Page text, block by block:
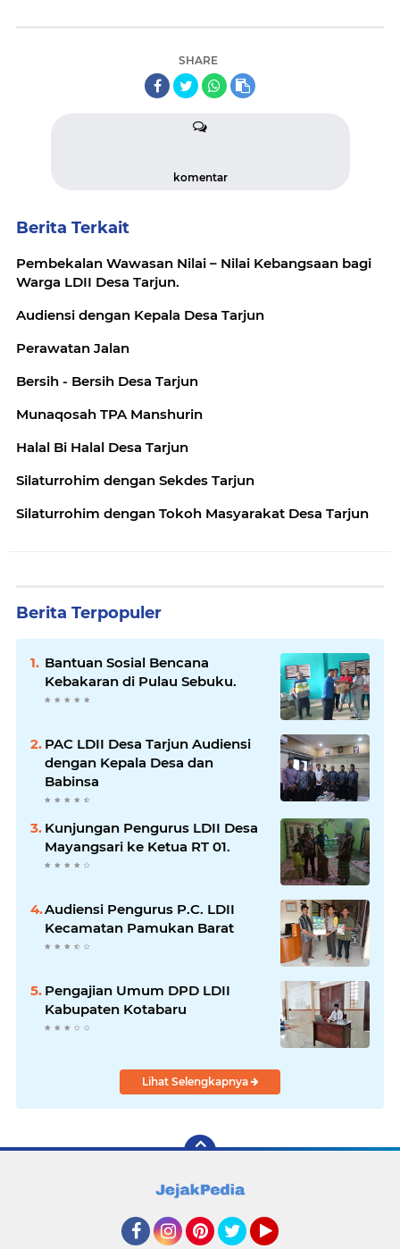
SHARE
komentar
Berita Terkait
Pembekalan Wawasan Nilai – Nilai Kebangsaan bagi
Warga LDII Desa Tarjun.
Audiensi dengan Kepala Desa Tarjun
Perawatan Jalan
Bersih - Bersih Desa Tarjun
Munaqosah TPA Manshurin
Halal Bi Halal Desa Tarjun
Silaturrohim dengan Sekdes Tarjun
Silaturrohim dengan Tokoh Masyarakat Desa Tarjun
Berita Terpopuler
Bantuan Sosial Bencana
Kebakaran di Pulau Sebuku.
PAC LDII Desa Tarjun Audiensi
dengan Kepala Desa dan
Babinsa
Kunjungan Pengurus LDII Desa
Mayangsari ke Ketua RT 01.
Audiensi Pengurus P.C. LDII
Kecamatan Pamukan Barat
Pengajian Umum DPD LDII
Kabupaten Kotabaru
Lihat Selengkapnya